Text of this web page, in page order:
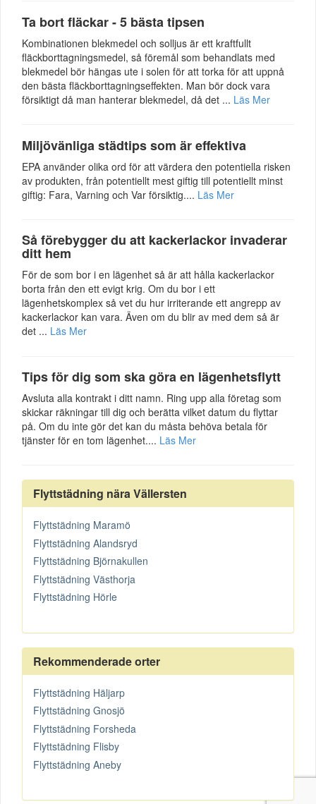
Ta bort fläckar - 5 bästa tipsen
Kombinationen blekmedel och solljus är ett kraftfullt
fläckborttagningsmedel, så föremål som behandlats med
blekmedel bör hängas ute i solen för att torka för att uppnå
den bästa fläckborttagningseffekten. Man bör dock vara
försiktigt då man hanterar blekmedel, då det ... Läs Mer
Miljövänliga städtips som är effektiva
EPA använder olika ord för att värdera den potentiella risken
av produkten, från potentiellt mest giftig till potentiellt minst
giftig: Fara, Varning och Var försiktig.... Läs Mer
Så förebygger du att kackerlackor invaderar
ditt hem
För de som bor i en lägenhet så är att hålla kackerlackor
borta från den ett evigt krig. Om du bor i ett
lägenhetskomplex så vet du hur irriterande ett angrepp av
kackerlackor kan vara. Även om du blir av med dem så är
det ... Läs Mer
Tips för dig som ska göra en lägenhetsflytt
Avsluta alla kontrakt i ditt namn. Ring upp alla företag som
skickar räkningar till dig och berätta vilket datum du flyttar
på. Om du inte gör det kan du måsta behöva betala för
tjänster för en tom lägenhet.... Läs Mer
Flyttstädning nära Vällersten
Flyttstädning Maramö
Flyttstädning Alandsryd
Flyttstädning Björnakullen
Flyttstädning Västhorja
Flyttstädning Hörle
Rekommenderade orter
Flyttstädning Häljarp
Flyttstädning Gnosjö
Flyttstädning Forsheda
Flyttstädning Flisby
Flyttstädning Aneby